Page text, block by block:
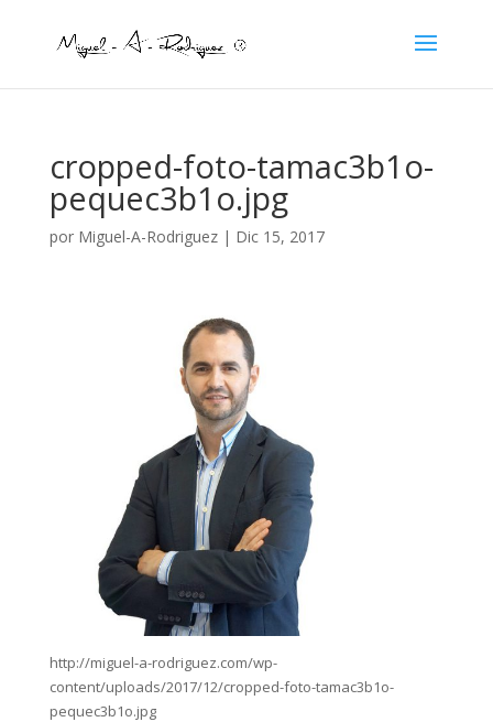
cropped-foto-tamac3b1o-
pequec3b1o.jpg
por Miguel-A-Rodriguez| Dic 15, 2017
http://miguel-a-rodriguez.com/wp-
content/uploads/2017/12/cropped-foto-tamac3b1o-
pequec3b1o.jpg